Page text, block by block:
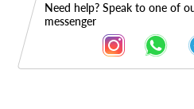
Need help? Speak to one of
messenger